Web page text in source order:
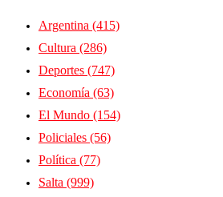
Argentina (415)
Cultura (286)
Deportes (747)
Economía (63)
El Mundo (154)
Policiales (56)
Política (77)
Salta (999)